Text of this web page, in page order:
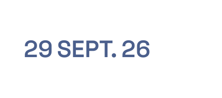
29SEPT. 26